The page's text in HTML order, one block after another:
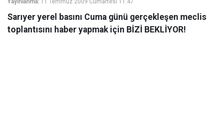
Yayınlanma: 11 Temmuz 2009 Cumartesi 11:47
Sarıyer yerel basını Cuma günü gerçekleşen meclis
toplantısını haber yapmak için BİZİ BEKLİYOR!